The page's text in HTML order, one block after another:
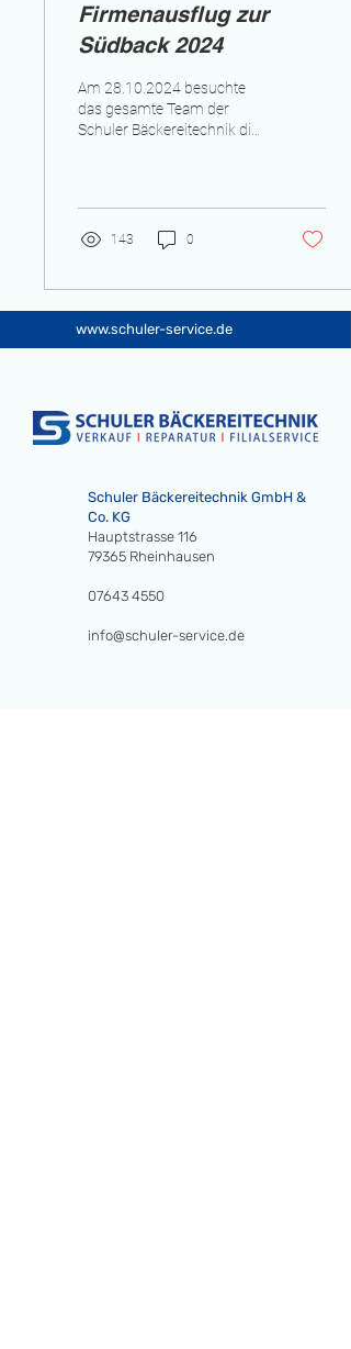
Firmenausflug zur
Südback 2024
Am 28.10.2024 besuchte
das gesamte Team der
Schuler Bäckereitechnik die
143 0
www.schuler-service.de
Schuler Bäckereitechnik GmbH &
Co. KG
Hauptstrasse 116
79365 Rheinhausen
07643 4550
info@schuler-service.de